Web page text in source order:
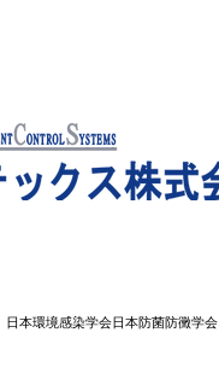
日本環境感染学会日本防菌防黴学会